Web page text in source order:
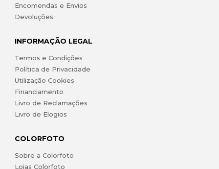
Encomendas e Envios
Devoluções
INFORMAÇÃO LEGAL
Termos e Condições
Política de Privacidade
Utilização Cookies
Financiamento
Livro de Reclamações
Livro de Elogios
COLORFOTO
Sobre a Colorfoto
Lojas Colorfoto